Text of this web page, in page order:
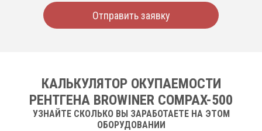
Отправить заявку
КАЛЬКУЛЯТОР ОКУПАЕМОСТИ
РЕНТГЕНА BROWINER COMPAX-500
УЗНАЙТЕ СКОЛЬКО ВЫ ЗАРАБОТАЕТЕ НА ЭТОМ
ОБОРУДОВАНИИ